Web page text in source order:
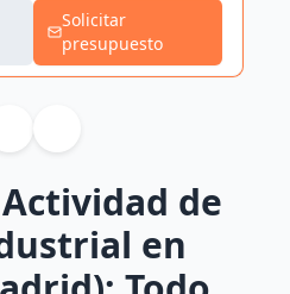
Solicitar
presupuesto
de
en